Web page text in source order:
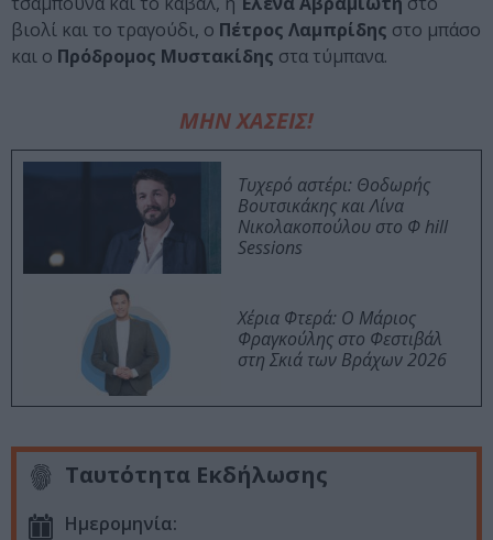
βιολί και το τραγούδι, ο Πέτρος Λαμπρίδης στο μπάσο
και ο Πρόδρομος Μυστακίδης στα τύμπανα.
ΜΗΝ ΧΑΣΕΙΣ!
Τυχερό αστέρι: Θοδωρής
Βουτσικάκης και Λίνα
Νικολακοπούλου στο Φ hill
Sessions
Χέρια Φτερά: Ο Μάριος
Φραγκούλης στο Φεστιβάλ
στη Σκιά των Βράχων 2026
Ταυτότητα Εκδήλωσης
Ημερομηνία: